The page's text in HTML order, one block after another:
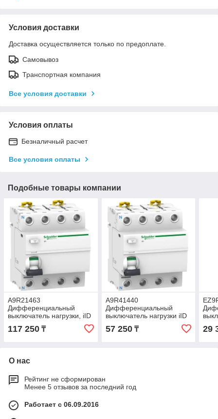
Условия доставки
Доставка осуществляется только по предоплате.
Самовывоз
Транспортная компания
Все условия доставки
Условия оплаты
Безналичный расчет
Все условия оплаты
Подобные товары компании
A9R21463
Дифференциальный
выключатель нагрузки, iID
4P 63A 30мА, тип A
117 250 ₸
A9R41440
Дифференциальный
выключатель нагрузки iID
4P 40A 30мА, тип AC
57 250₸ 29
О нас
Рейтинг не сформирован
Менее 5 отзывов за последний год
Работает с 06.09.2016